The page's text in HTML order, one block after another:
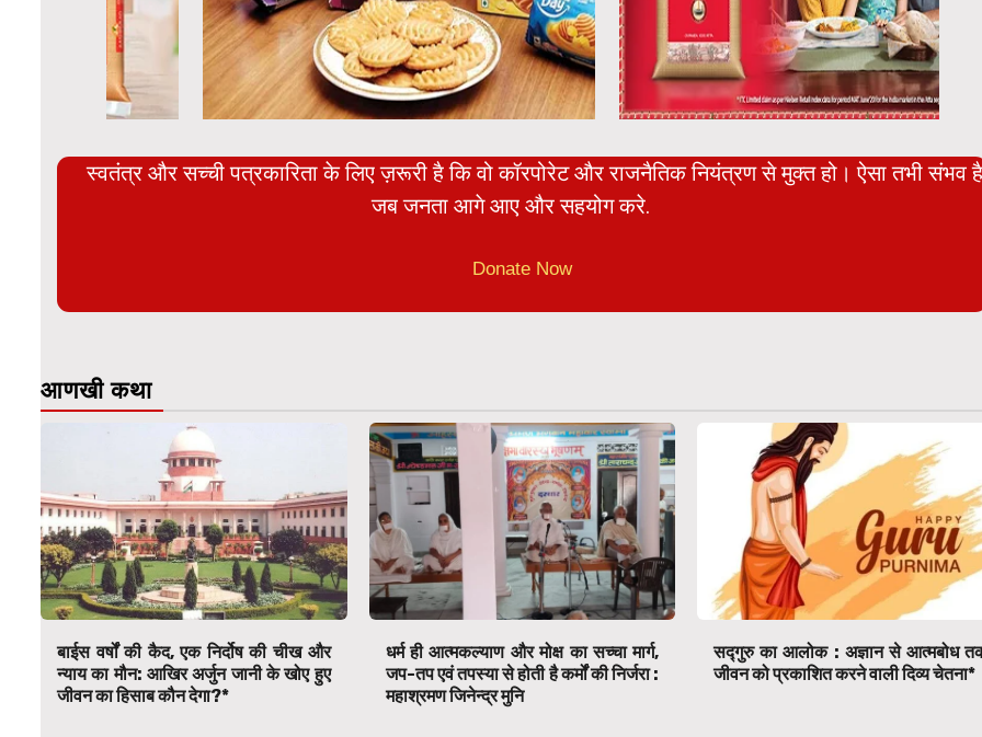
स्वतंत्र और सच्ची पत्रकारिता के लिए ज़रूरी है कि वो कॉरपोरेट और राजनैतिक नियंत्रण से मुक्त हो। ऐसा तभी संभव है
जब जनता आगे आए और सहयोग करे.
Donate Now
आणखी कथा
बाईस वर्षों की कैद, एक निर्दोष की चीख और
न्याय का मौन: आखिर अर्जुन जानी के खोए हुए
जीवन का हिसाब कौन देगा?*
धर्म ही आत्मकल्याण और मोक्ष का सच्चा मार्ग,
जप-तप एवं तपस्या से होती है कर्मों की निर्जरा :
महाश्रमण जिनेन्द्र मुनि
सद्गुरु का आलोक : अज्ञान से आत्मबोध
जीवन को प्रकाशित करने वाली दिव्य चेतना*